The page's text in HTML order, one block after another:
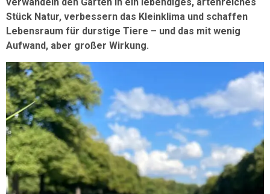
Stück Natur, verbessern das Kleinklima und schaffen
Lebensraum für durstige Tiere – und das mit wenig
Aufwand, aber großer Wirkung.